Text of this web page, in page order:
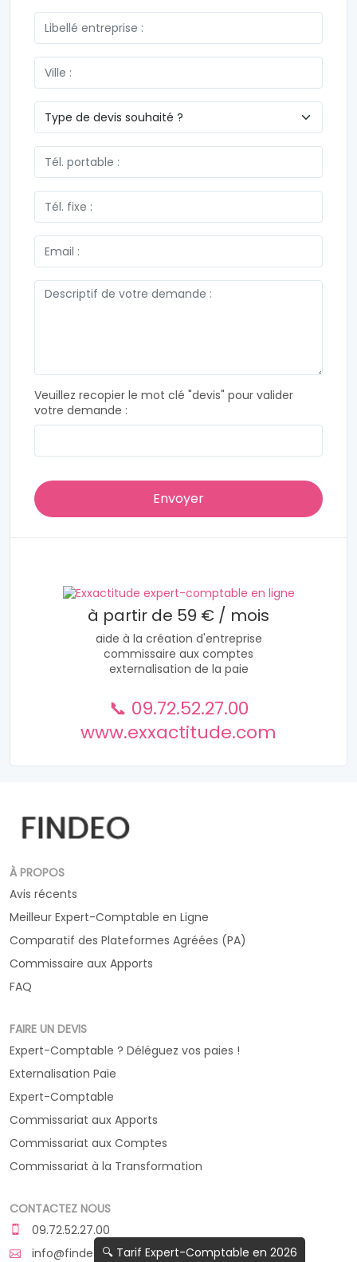
Veuillez recopier le mot clé "devis" pour valider
votre demande :
à partir de 59 € / mois
aide à la création d'entreprise
commissaire aux comptes
externalisation de la paie
📞 09.72.52.27.00
www.exxactitude.com
À PROPOS
Avis récents
Meilleur Expert-Comptable en Ligne
Comparatif des Plateformes Agréées (PA)
Commissaire aux Apports
FAQ
FAIRE UN DEVIS
Expert-Comptable ? Déléguez vos paies !
Externalisation Paie
Expert-Comptable
Commissariat aux Apports
Commissariat aux Comptes
Commissariat à la Transformation
CONTACTEZ NOUS
09.72.52.27.00
info@findeo.fr🔍 Tarif Expert-Comptable en 2026